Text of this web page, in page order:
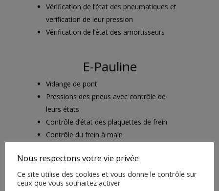
Vérification de l’état des pneumatiques et
verification de leur pression
Vérification de l’état des amortisseurs
E-Pauline
Vidange de pont
Pressions des pneus avec contrôle de
leurs états
Contrôle d’état des plaquettes de frein
Contrôle du frein à main
Contrôle serrage (roues/étriers:pont
arrière)
Nous respectons votre vie privée
Ce site utilise des cookies et vous donne le contrôle sur
ceux que vous souhaitez activer